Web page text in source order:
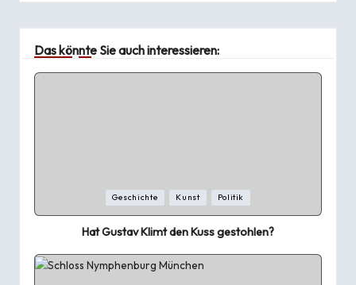
Das könnte Sie auch interessieren:
in
Geschichte Kunst Politik
Hat Gustav Klimt den Kuss gestohlen?